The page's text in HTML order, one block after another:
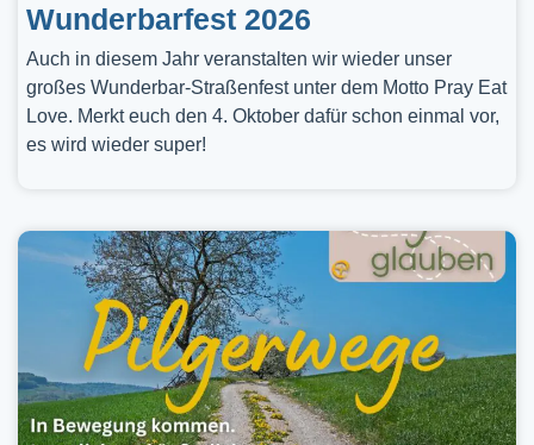
Wunderbarfest 2026
Auch in diesem Jahr veranstalten wir wieder unser
großes Wunderbar-Straßenfest unter dem Motto Pray Eat
Love. Merkt euch den 4. Oktober dafür schon einmal vor,
es wird wieder super!